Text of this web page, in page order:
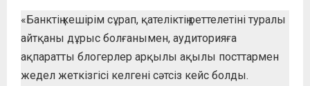
«Банктің кешірім сұрап, қателіктің реттелетіні туралы
айтқаны дұрыс болғанымен, аудиторияға
ақпаратты блогерлер арқылы ақылы посттармен
жедел жеткізгісі келгені сәтсіз кейс болды.